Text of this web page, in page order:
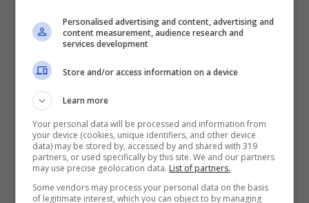
catturando il ladro.
Una procedura semplice ma che fino ad oggi
non era stata possibile in quanto le forze
dell’ordine dovevano ottenere l’autorizzazione
della Procura dimostrando di essere
impegnate in operazioni speciali contro il
crimine organizzato.
Personalised advertising and content, advertising and
content measurement, audience research and
services development
Store and/or access information on a device
Learn more
Your personal data will be processed and information from
your device (cookies, unique identifiers, and other device
data) may be stored by, accessed by and shared with 319
partners, or used specifically by this site. We and our partners
may use precise geolocation data. List of partners.
Some vendors may process your personal data on the basis
of legitimate interest, which you can object to by managing